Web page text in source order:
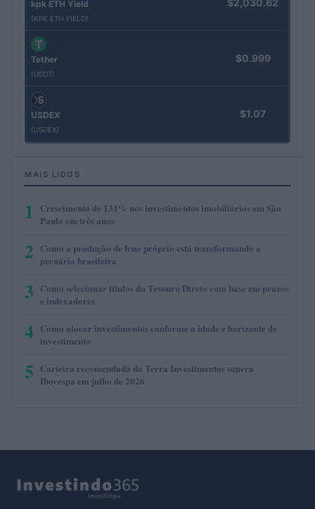
kpk ETH Yield
(KPK ETH YIELD)
$2,030.62
Tether
(USDT)
$0.999
USDEX
(USDEX)
$1.07
MAIS LIDOS
1
Crescimento de 131% nos investimentos imobiliários em São
Paulo em três anos
2 Como a produção de feno próprio está transformando a
pecuária brasileira
3 Como selecionar títulos do Tesouro Direto com base em prazos
e indexadores
4 Como alocar investimentos conforme a idade e horizonte de
investimento
5 Carteira recomendada da Terra Investimentos supera
Ibovespa em julho de 2026